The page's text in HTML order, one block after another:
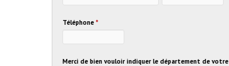
Téléphone*
Merci de bien vouloir indiquer le département de votre